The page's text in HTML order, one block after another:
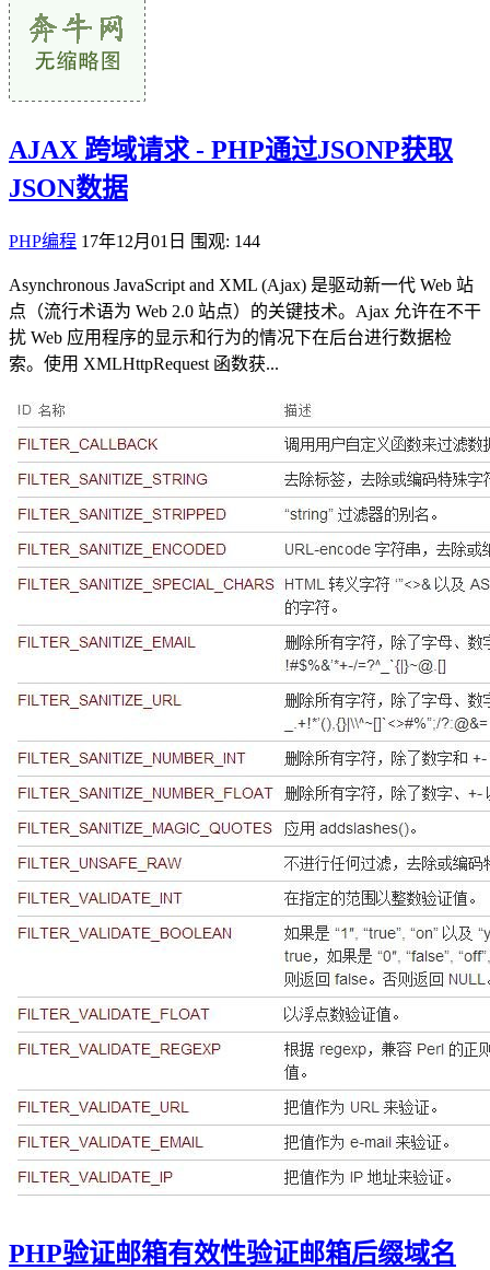
AJAX 跨域请求 - PHP通过JSONP获取
JSON数据
PHP编程 17年12月01日 围观: 144
Asynchronous JavaScript and XML (Ajax) 是驱动新一代 Web 站
点（流行术语为 Web 2.0 站点）的关键技术。Ajax 允许在不干
扰 Web 应用程序的显示和行为的情况下在后台进行数据检
索。使用 XMLHttpRequest 函数获...
PHP验证邮箱有效性验证邮箱后缀域名